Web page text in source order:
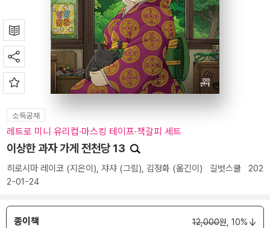
소득공제
레트로 미니 유리컵·마스킹 테이프·책갈피 세트
이상한 과자 가게 전천당 13
히로시마 레이코 (지은이), 쟈쟈 (그림), 김정화 (옮긴이) 길벗스쿨 202
2-01-24
종이책 12,000원, 10%